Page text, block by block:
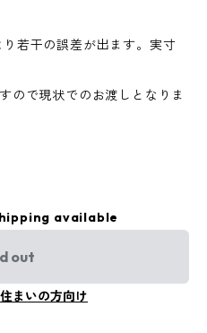
若干の誤差が出ます。実寸
ので現状でのお渡しとなりま
available
out
まいの方向け